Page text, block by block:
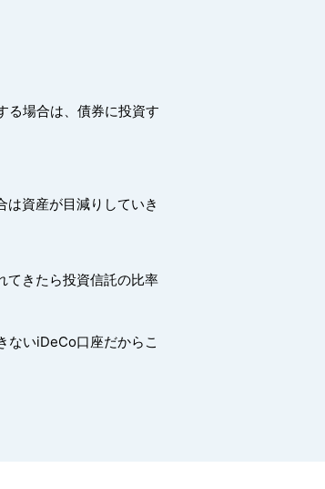
る場合は、債券に投資す
資産が目減りしていき
てきたら投資信託の比率
ないiDeCo口座だからこ